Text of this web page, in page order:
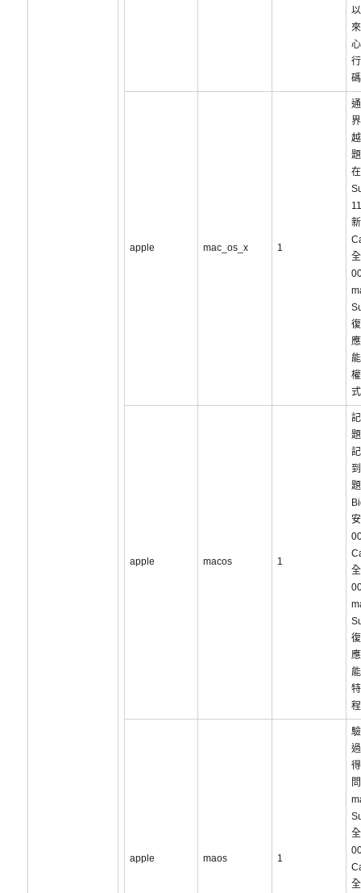
apple mac_os_x 1
apple macos 1
apple maos 1